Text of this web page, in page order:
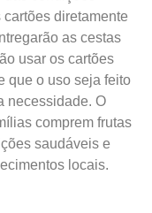
diretamente
as cestas
usar os cartões
que o uso seja feito
necessidade. O
comprem frutas
saudáveis e
locais.